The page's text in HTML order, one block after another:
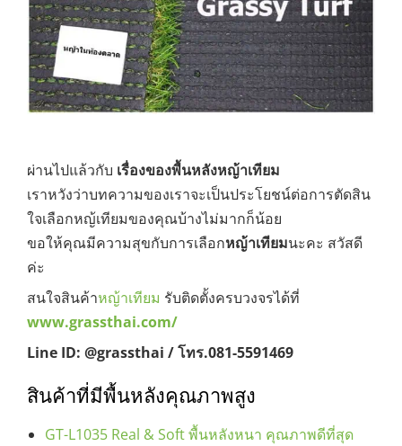
ผ่านไปแล้วกับ เรื่องของพื้นหลังหญ้าเทียม
เราหวังว่าบทความของเราจะเป็นประโยชน์ต่อการตัดสิน
ใจเลือกหญ้เทียมของคุณบ้างไม่มากก็น้อย
ขอให้คุณมีความสุขกับการเลือกหญ้าเทียมนะคะ สวัสดี
ค่ะ
สนใจสินค้าหญ้าเทียม รับติดตั้งครบวงจรได้ที่
www.grassthai.com/
Line ID: @grassthai / โทร.081-5591469
สินค้าที่มีพื้นหลังคุณภาพสูง
GT-L1035 Real & Soft พื้นหลังหนา คุณภาพดีที่สุด